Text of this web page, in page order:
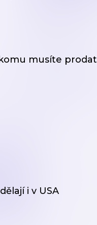
musíte prodat
i v USA